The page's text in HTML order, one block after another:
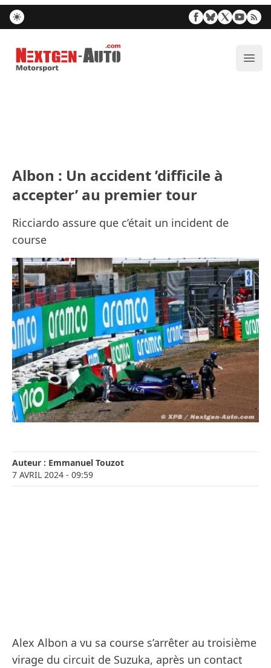
Nextgen-Auto.com
Albon : Un accident ’difficile à
accepter’ au premier tour
Ricciardo assure que c’était un incident de
course
Auteur : Emmanuel Touzot
7 AVRIL 2024 - 09:59
Alex Albon a vu sa course s’arrêter au troisième
virage du circuit de Suzuka, après un contact